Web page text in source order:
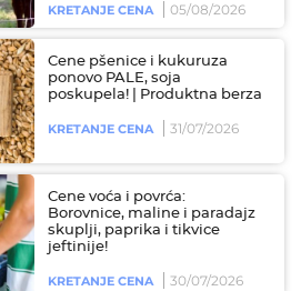
KRETANJE CENA 05/08/2026
Cene pšenice i kukuruza
ponovo PALE, soja
poskupela! | Produktna berza
KRETANJE CENA 31/07/2026
Cene voća i povrća:
Borovnice, maline i paradajz
skuplji, paprika i tikvice
jeftinije!
KRETANJE CENA 30/07/2026